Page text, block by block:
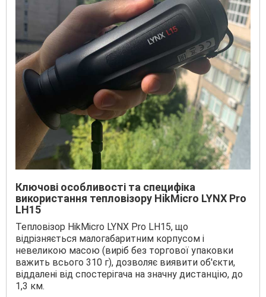
Ключові особливості та специфіка
використання тепловізору HikMicro LYNX Pro
LH15
Тепловізор HikMicro LYNX Pro LH15, що
відрізняється малогабаритним корпусом і
невеликою масою (виріб без торгової упаковки
важить всього 310 г), дозволяє виявити об'єкти,
віддалені від спостерігача на значну дистанцію, до
1,3 км.